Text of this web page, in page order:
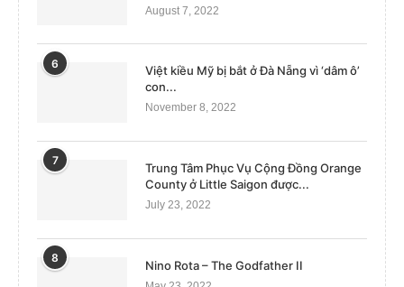
August 7, 2022
6
Việt kiều Mỹ bị bắt ở Đà Nẵng vì ‘dâm ô’
con...
November 8, 2022
7
Trung Tâm Phục Vụ Cộng Đồng Orange
County ở Little Saigon được...
July 23, 2022
8
Nino Rota – The Godfather II